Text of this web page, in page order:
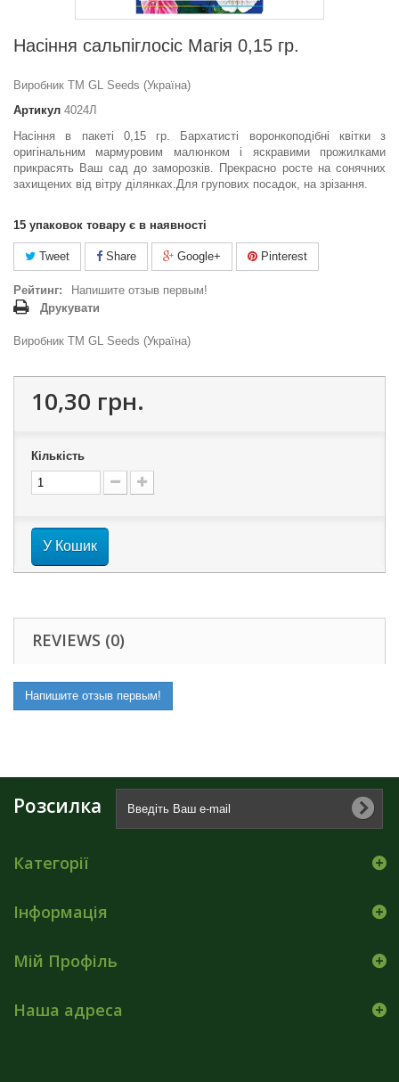
Насіння сальпiглосic Магiя 0,15 гр.
Виробник ТМ GL Seeds (Україна)
Артикул 4024Л
Насіння в пакеті 0,15 гр. Бархатисті воронкоподібні квітки з
оригінальним мармуровим малюнком і яскравими прожилками
прикрасять Ваш сад до заморозків. Прекрасно росте на сонячних
захищених від вітру ділянках.Для групових посадок, на зрізання.
15 упаковок товару є в наявності
Tweet Share Google+ Pinterest
Рейтинг:
Напишите отзыв первым!
Друкувати
Виробник ТМ GL Seeds (Україна)
10,30 грн.
Кількість
У Кошик
REVIEWS (0)
Напишите отзыв первым!
Розсилка
Категорії
Інформація
Мій Профіль
Наша адреса